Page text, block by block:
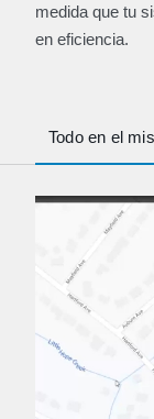
medida que tu
en eficiencia.
Todo en el